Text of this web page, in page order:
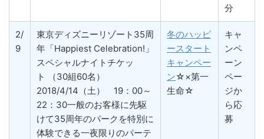
分
2/
9
東京ディズニーリゾート35周
年「Happiest Celebration!」
スペシャルナイトチケッ
ト （30組60名）
2018/4/14（土） 19：00～
22：30一般のお客様に先駆
けて35周年のパークを特別に
体験できる一夜限りのパーテ
冬のハッピ
ースタート
キャンペー
ン☆×第一
生命☆
キャ
ンペ
ーン
ペー
ジか
ら応
募